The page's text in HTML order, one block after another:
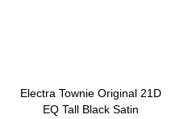
Electra Townie Original 21D
EQ Tall Black Satin